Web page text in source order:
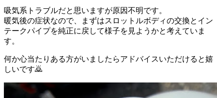
吸気系トラブルだと思いますが原因不明です。
暖気後の症状なので、まずはスロットルボディの交換とイン
テークパイプを純正に戻して様子を見ようかと考えていま
す。
何か心当たりある方がいましたらアドバイスいただけると嬉
しいです🙇